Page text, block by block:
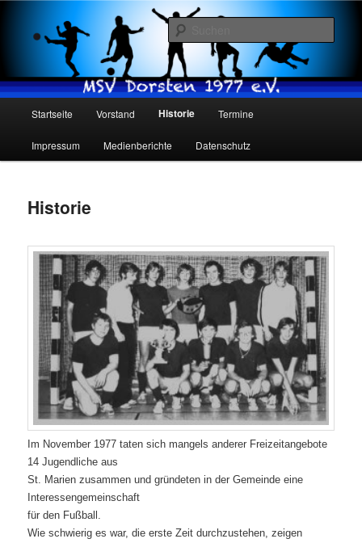
MSV Dorsten 1977 e.V.
Zum
Inhalt
Startseite Vorstand Historie Termine
Impressum Medienberichte Datenschutz
Historie
Im November 1977 taten sich mangels anderer Freizeitangebote
14 Jugendliche aus
St. Marien zusammen und gründeten in der Gemeinde eine
Interessengemeinschaft
für den Fußball.
Wie schwierig es war, die erste Zeit durchzustehen, zeigen